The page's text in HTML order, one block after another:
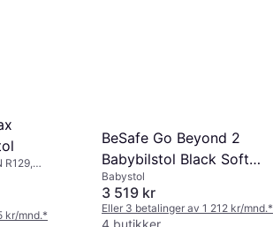
kr/mnd.*
BeSafe Go Beyond 2
Babybilstol Black Soft
Breeze
Babystol
3 519 kr
Eller 3 betalinger av 1 212 kr/mnd.*